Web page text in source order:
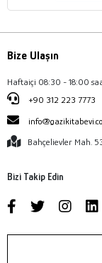
Bize Ulaşın
Haftaiçi 08:30 - 18:00
+90 312 223 7773
Bahçelievler Mah.
Bizi Takip Edin